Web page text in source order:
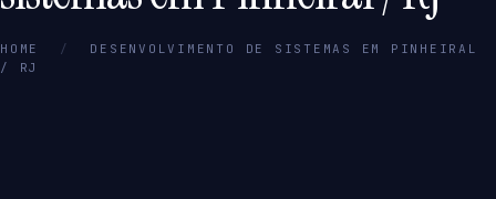
HOME /
DESENVOLVIMENTO DE SISTEMAS EM PINHEIRAL
/ RJ